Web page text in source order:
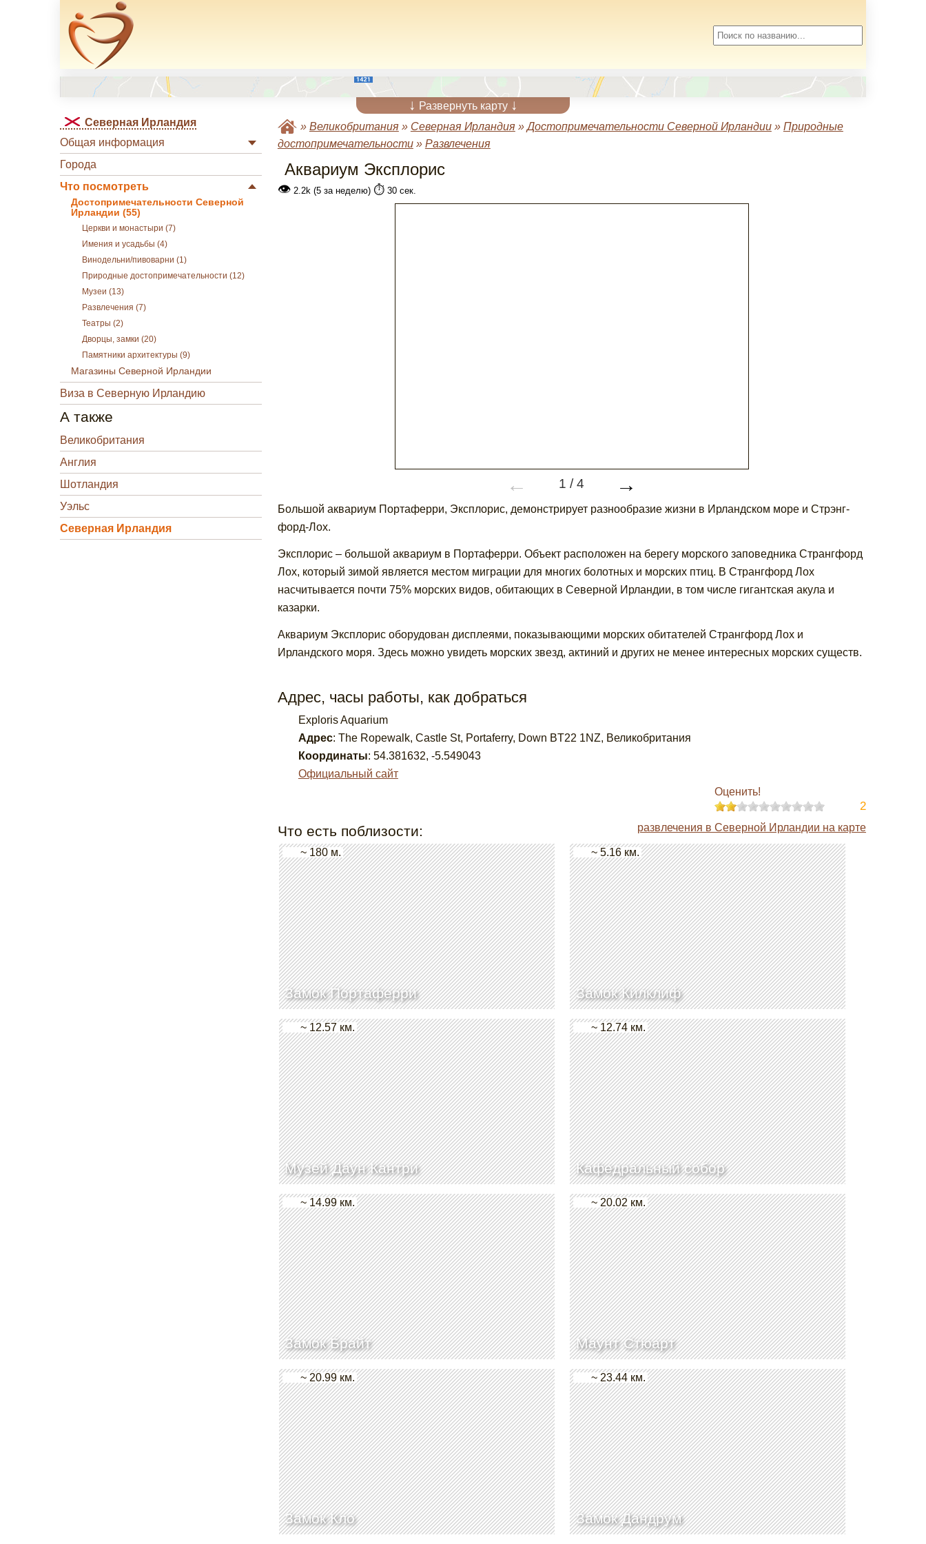
↓ Развернуть карту ↓
Северная Ирландия
Общая информация
Города
Что посмотреть
Достопримечательности Северной
Ирландии (55)
Церкви и монастыри (7)
Имения и усадьбы (4)
Винодельни/пивоварни (1)
Природные достопримечательности (12)
Музеи (13)
Развлечения (7)
Театры (2)
Дворцы, замки (20)
Памятники архитектуры (9)
Магазины Северной Ирландии
Виза в Северную Ирландию
А также
Великобритания
Англия
Шотландия
Уэльс
Северная Ирландия
» Великобритания» Северная Ирландия»Достопримечательности Северной Ирландии» Природные
достопримечательности» Развлечения
Аквариум Эксплорис
👁2.2k (5 за неделю) ⏱️30 сек.
← 1 /4 →
Большой аквариум Портаферри, Эксплорис, демонстрирует разнообразие жизни в Ирландском море и Стрэнг-
форд-Лох.
Эксплорис – большой аквариум в Портаферри. Объект расположен на берегу морского заповедника Странгфорд
Лох, который зимой является местом миграции для многих болотных и морских птиц. В Странгфорд Лох
насчитывается почти 75% морских видов, обитающих в Северной Ирландии, в том числе гигантская акула и
казарки.
Аквариум Эксплорис оборудован дисплеями, показывающими морских обитателей Странгфорд Лох и
Ирландского моря. Здесь можно увидеть морских звезд, актиний и других не менее интересных морских существ.
Адрес, часы работы, как добраться
Exploris Aquarium
Адрес: The Ropewalk, Castle St, Portaferry, Down BT22 1NZ, Великобритания
Координаты: 54.381632, -5.549043
Официальный сайт
Оценить!
2
Что есть поблизости: развлечения в Северной Ирландии на карте
Замок Портаферри
~ 180 м.
Замок Килклиф
~ 5.16 км.
Музей Даун Кантри
~ 12.57 км.
Кафедральный собор
~ 12.74 км.
Замок Брайт
~ 14.99 км.
Маунт Стюарт
~ 20.02 км.
Замок Кло
~ 20.99 км.
Замок Дандрум
~ 23.44 км.